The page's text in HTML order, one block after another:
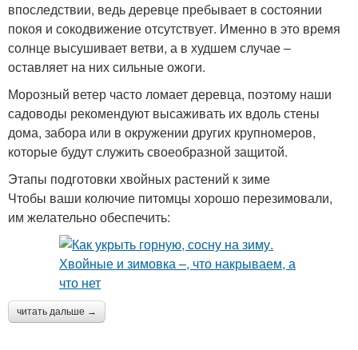
впоследствии, ведь деревце пребывает в состоянии
покоя и сокодвижение отсутствует. Именно в это время
солнце высушивает ветви, а в худшем случае –
оставляет на них сильные ожоги.
Морозный ветер часто ломает деревца, поэтому наши
садоводы рекомендуют высаживать их вдоль стены
дома, забора или в окружении других крупномеров,
которые будут служить своеобразной защитой.
Этапы подготовки хвойных растений к зиме
Чтобы ваши колючие питомцы хорошо перезимовали,
им желательно обеспечить:
читать дальше →